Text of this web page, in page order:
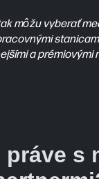
môžu vyberať
a prémiovými
práve s